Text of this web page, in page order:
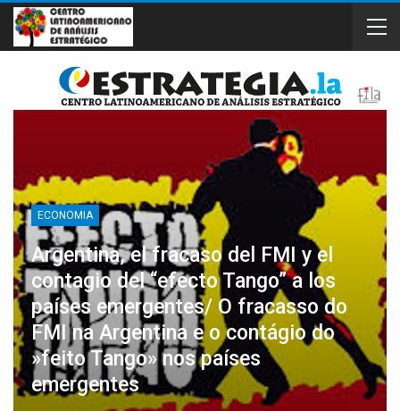
ECONOMIA
Argentina, el fracaso del FMI y el
contagio del “efecto Tango” a los
países emergentes/ O fracasso do
FMI na Argentina e o contágio do
»feito Tango» nos países
emergentes